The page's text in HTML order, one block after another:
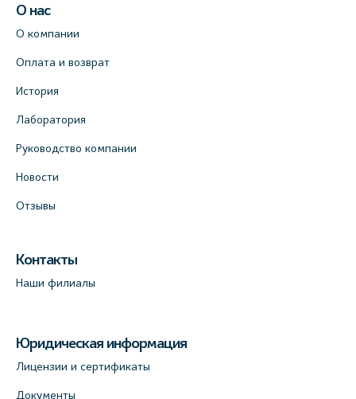
О нас
О компании
Оплата и возврат
История
Лаборатория
Руководство компании
Новости
Отзывы
Контакты
Наши филиалы
Юридическая информация
Лицензии и сертификаты
Документы